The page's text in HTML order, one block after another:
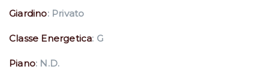
Giardino: Privato
Classe Energetica: G
Piano: N.D.